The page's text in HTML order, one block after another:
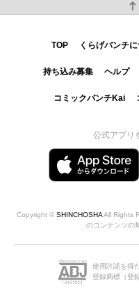
TOP くらげバンチ
持ち込み募集 ヘルプ
コミックバンチKai
公式アプリ
Copyright © SHINCHOSHAAll Rights
のコンテンツの
使用許諾を得
登録商標（登